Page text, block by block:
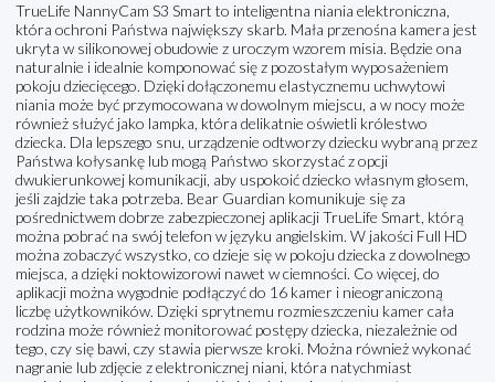
TrueLife NannyCam S3 Smart to inteligentna niania elektroniczna,
która ochroni Państwa największy skarb. Mała przenośna kamera jest
ukryta w silikonowej obudowie z uroczym wzorem misia. Będzie ona
naturalnie i idealnie komponować się z pozostałym wyposażeniem
pokoju dziecięcego. Dzięki dołączonemu elastycznemu uchwytowi
niania może być przymocowana w dowolnym miejscu, a w nocy może
również służyć jako lampka, która delikatnie oświetli królestwo
dziecka. Dla lepszego snu, urządzenie odtworzy dziecku wybraną przez
Państwa kołysankę lub mogą Państwo skorzystać z opcji
dwukierunkowej komunikacji, aby uspokoić dziecko własnym głosem,
jeśli zajdzie taka potrzeba. Bear Guardian komunikuje się za
pośrednictwem dobrze zabezpieczonej aplikacji TrueLife Smart, którą
można pobrać na swój telefon w języku angielskim. W jakości Full HD
można zobaczyć wszystko, co dzieje się w pokoju dziecka z dowolnego
miejsca, a dzięki noktowizorowi nawet w ciemności. Co więcej, do
aplikacji można wygodnie podłączyć do 16 kamer i nieograniczoną
liczbę użytkowników. Dzięki sprytnemu rozmieszczeniu kamer cała
rodzina może również monitorować postępy dziecka, niezależnie od
tego, czy się bawi, czy stawia pierwsze kroki. Można również wykonać
nagranie lub zdjęcie z elektronicznej niani, która natychmiast